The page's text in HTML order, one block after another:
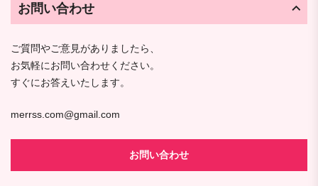
お問い合わせ
ご質問やご意見がありましたら、
お気軽にお問い合わせください。
すぐにお答えいたします。
merrss.com@gmail.com
お問い合わせ